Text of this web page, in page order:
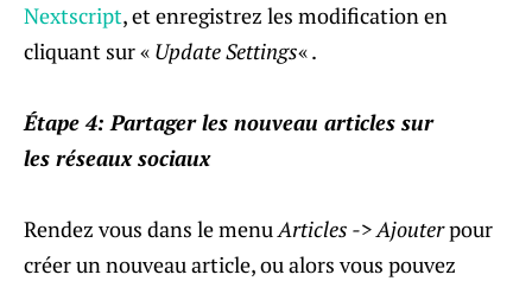
Nextscript, et enregistrez les modification en
cliquant sur « Update Settings« .
Étape 4: Partager les nouveau articles sur
les réseaux sociaux
Rendez vous dans le menuArticles -> Ajouterpour
créer un nouveau article, ou alors vous pouvez